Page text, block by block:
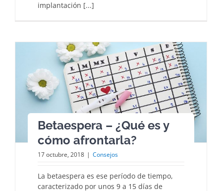
implantación [...]
Betaespera – ¿Qué es y
cómo afrontarla?
17 octubre, 2018 | Consejos
La betaespera es ese período de tiempo,
caracterizado por unos 9 a 15 días de